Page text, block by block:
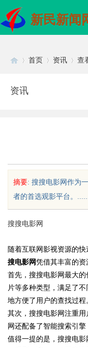
新民新闻
uz
首页 资讯 查
资讯
摘要: 搜搜电影网作为
者的首选观影平台。
搜搜电影网
随着互联网影视资源的
搜电影网凭借其丰富的
首先，搜搜电影网最大
片等多种类型，满足了
地方便了用户的查找过程
其次，搜搜电影网注重
网还配备了智能搜索引
值得一提的是，搜搜电
”为什么隔壁店铺没
他免费派单？